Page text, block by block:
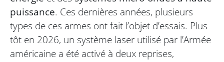
puissance. Ces dernières années, plusieurs
types de ces armes ont fait l’objet d’essais. Plus
tôt en 2026, un système laser utilisé par l’Armée
américaine a été activé à deux reprises,